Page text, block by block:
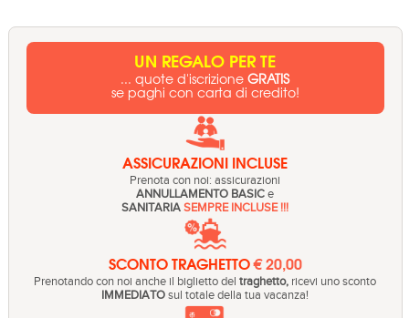
UN REGALO PER TE
... quote d'iscrizioneGRATIS
se paghi con carta di credito!
ASSICURAZIONI INCLUSE
Prenota con noi: assicurazioni
ANNULLAMENTO BASICe
SANITARIASEMPRE INCLUSE !!!
SCONTO TRAGHETTO€ 20,00
Prenotando con noi anche il biglietto deltraghetto, ricevi uno sconto
IMMEDIATOsul totale della tua vacanza!